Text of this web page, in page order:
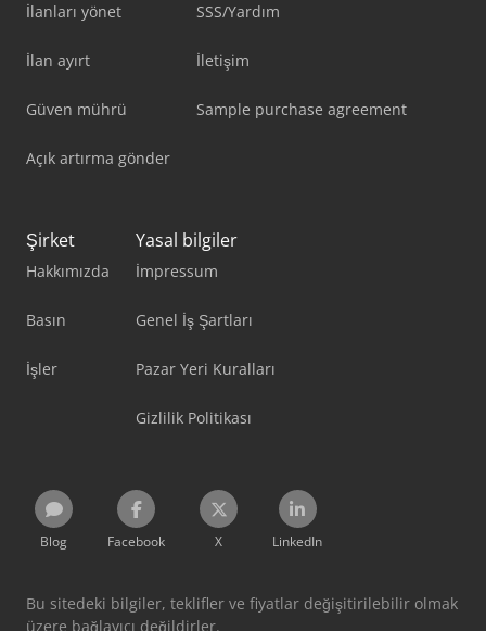
İlanları yönet
İlan ayırt
Güven mührü
Açık artırma gönder
SSS/Yardım
İletişim
Sample purchase agreement
Şirket
Hakkımızda
Basın
İşler
Yasal bilgiler
İmpressum
Genel İş Şartları
Pazar Yeri Kuralları
Gizlilik Politikası
Blog Facebook X LinkedIn
Bu sitedeki bilgiler, teklifler ve fiyatlar değişitirilebilir olmak
üzere bağlayıcı değildirler.